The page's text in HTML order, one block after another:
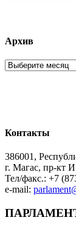
Архив
Архив
Контакты
386001,
г. Магас, пр-кт
Тел/факс.: +7
e-mail: